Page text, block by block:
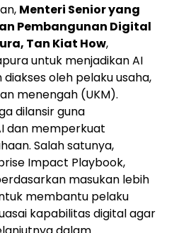
Menteri Senior yang
Pembangunan Digital
Tan Kiat How,
untuk menjadikan AI
oleh pelaku usaha,
menengah (UKM).
dilansir guna
dan memperkuat
Salah satunya,
Impact Playbook,
masukan lebih
membantu pelaku
kapabilitas digital agar